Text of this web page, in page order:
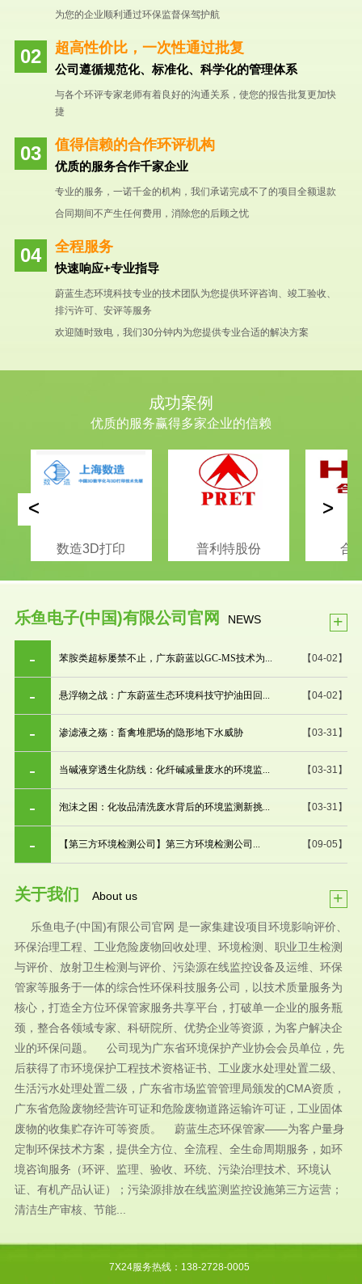
为您的企业顺利通过环保监督保驾护航
超高性价比，一次性通过批复
公司遵循规范化、标准化、科学化的管理体系
与各个环评专家老师有着良好的沟通关系，使您的报告批复更加快
捷
值得信赖的合作环评机构
优质的服务合作千家企业
专业的服务，一诺千金的机构，我们承诺完成不了的项目全额退款
合同期间不产生任何费用，消除您的后顾之忧
全程服务
快速响应+专业指导
蔚蓝生态环境科技专业的技术团队为您提供环评咨询、竣工验收、
排污许可、安评等服务
欢迎随时致电，我们30分钟内为您提供专业合适的解决方案
成功案例
优质的服务赢得多家企业的信赖
数造3D打印 普利特股份 合
< >
乐鱼电子(中国)有限公司官网 NEWS +
【04-02】
苯胺类超标屡禁不止，广东蔚蓝以GC-MS技术为...
【04-02】
悬浮物之战：广东蔚蓝生态环境科技守护油田回...
【03-31】
渗滤液之殇：畜禽堆肥场的隐形地下水威胁
【03-31】
当碱液穿透生化防线：化纤碱减量废水的环境监...
【03-31】
泡沫之困：化妆品清洗废水背后的环境监测新挑...
【09-05】
【第三方环境检测公司】第三方环境检测公司...
关于我们 About us +
乐鱼电子(中国)有限公司官网 是一家集建设项目环境影响评价、
环保治理工程、工业危险废物回收处理、环境检测、职业卫生检测
与评价、放射卫生检测与评价、污染源在线监控设备及运维、环保
管家等服务于一体的综合性环保科技服务公司，以技术质量服务为
核心，打造全方位环保管家服务共享平台，打破单一企业的服务瓶
颈，整合各领域专家、科研院所、优势企业等资源，为客户解决企
业的环保问题。 公司现为广东省环境保护产业协会会员单位，先
后获得了市环境保护工程技术资格证书、工业废水处理处置二级、
生活污水处理处置二级，广东省市场监管管理局颁发的CMA资质，
广东省危险废物经营许可证和危险废物道路运输许可证，工业固体
废物的收集贮存许可等资质。 蔚蓝生态环保管家——为客户量身
定制环保技术方案，提供全方位、全流程、全生命周期服务，如环
境咨询服务（环评、监理、验收、环统、污染治理技术、环境认
证、有机产品认证）；污染源排放在线监测监控设施第三方运营；
清洁生产审核、节能...
7X24服务热线：138-2728-0005